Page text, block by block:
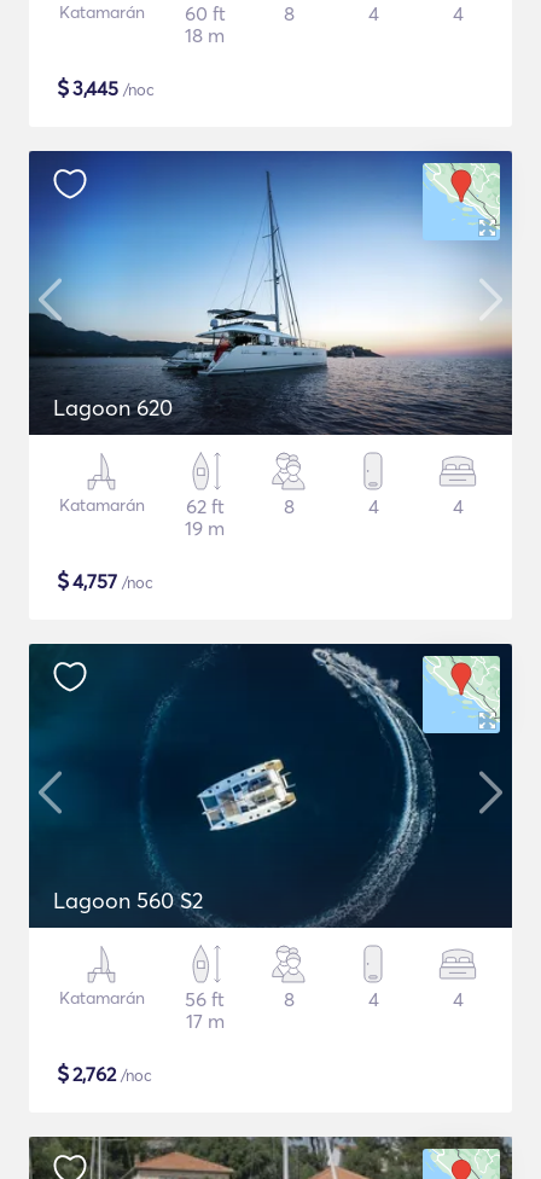
Katamarán
60 ft
18 m
8 4 4
$3,445 /noc
Lagoon 620
Katamarán
62 ft
19 m
8 4 4
$4,757 /noc
Lagoon 560 S2
Katamarán
56 ft
17 m
8 4 4
$2,762/noc